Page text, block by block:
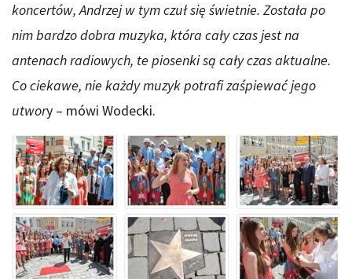
koncertów, Andrzej w tym czuł się świetnie. Została po
nim bardzo dobra muzyka, która cały czas jest na
antenach radiowych, te piosenki są cały czas aktualne.
Co ciekawe, nie każdy muzyk potrafi zaśpiewać jego
utwory – mówi Wodecki.